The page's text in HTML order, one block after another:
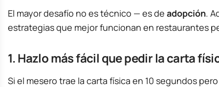
El mayor desafío no es técnico — es de adopción.
estrategias que mejor funcionan en restaurantes
1. Hazlo más fácil que pedir la carta
Si el mesero trae la carta física en 10 segundos pero